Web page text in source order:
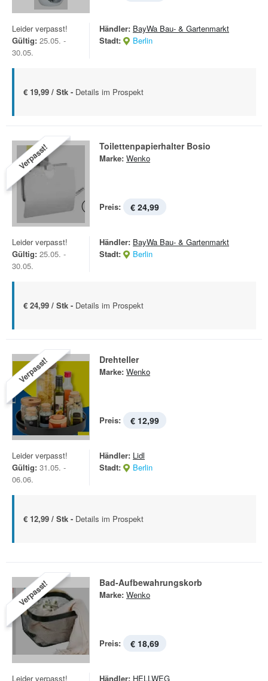
Leider verpasst!
Gültig: 25.05. -
30.05.
Händler: BayWa Bau- & Gartenmarkt
Stadt:
Berlin
€ 19,99 / Stk - Details im Prospekt
Verpasst! Toilettenpapierhalter Bosio
Marke: Wenko
Preis: € 24,99
Leider verpasst!
Gültig: 25.05. -
30.05.
Händler: BayWa Bau- & Gartenmarkt
Stadt:
Berlin
€ 24,99 / Stk - Details im Prospekt
Verpasst! Drehteller
Marke: Wenko
Preis: € 12,99
Leider verpasst!
Gültig: 31.05. -
06.06.
Händler: Lidl
Stadt:
Berlin
€ 12,99 / Stk - Details im Prospekt
Verpasst! Bad-Aufbewahrungskorb
Marke: Wenko
Preis: € 18,69
Leider verpasst!
Händler: HELLWEG